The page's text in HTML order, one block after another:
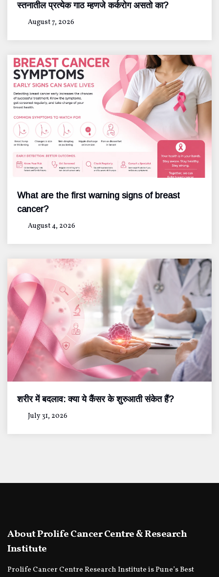
स्तनातील प्रत्येक गाठ म्हणजे कर्करोग असतो का?
August 7, 2026
What are the first warning signs of breast
cancer?
August 4, 2026
शरीर में बदलाव: क्या ये कैंसर के शुरुआती संकेत हैं?
July 31, 2026
About Prolife Cancer Centre & Research
Institute
Prolife Cancer Centre Research Institute is Pune’s Best